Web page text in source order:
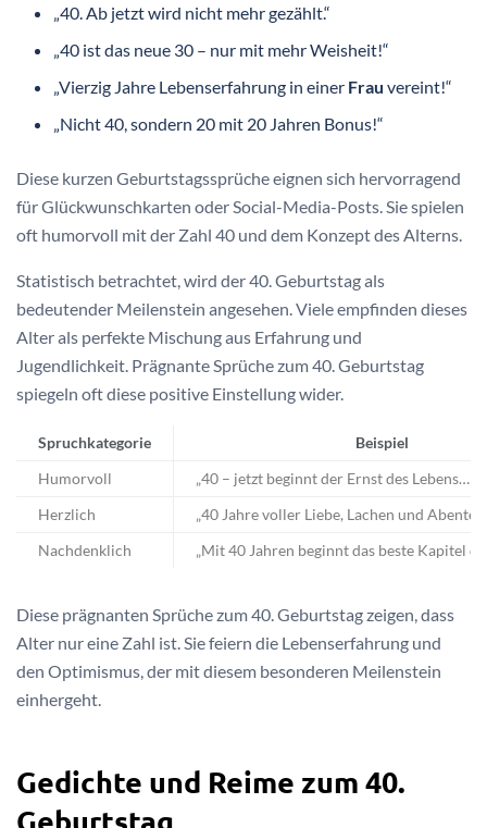
„40. Ab jetzt wird nicht mehr gezählt.“
„40 ist das neue 30 – nur mit mehr Weisheit!“
„Vierzig Jahre Lebenserfahrung in einer Frau vereint!“
„Nicht 40, sondern 20 mit 20 Jahren Bonus!“
Diese kurzen Geburtstagssprüche eignen sich hervorragend
für Glückwunschkarten oder Social-Media-Posts. Sie spielen
oft humorvoll mit der Zahl 40 und dem Konzept des Alterns.
Statistisch betrachtet, wird der 40. Geburtstag als
bedeutender Meilenstein angesehen. Viele empfinden dieses
Alter als perfekte Mischung aus Erfahrung und
Jugendlichkeit. Prägnante Sprüche zum 40. Geburtstag
spiegeln oft diese positive Einstellung wider.
Spruchkategorie Beispiel
Humorvoll „40 – jetzt beginnt der Ernst des Lebens…
Herzlich „40 Jahre voller Liebe, Lachen und
Nachdenklich „Mit 40 Jahren beginnt das beste Kapitel
Diese prägnanten Sprüche zum 40. Geburtstag zeigen, dass
Alter nur eine Zahl ist. Sie feiern die Lebenserfahrung und
den Optimismus, der mit diesem besonderen Meilenstein
einhergeht.
Gedichte und Reime zum 40.
Geburtstag